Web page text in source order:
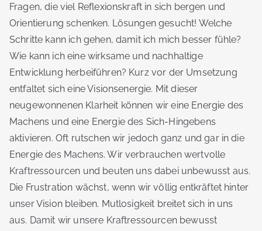
Fragen, die viel Reflexionskraft in sich bergen und
Orientierung schenken. Lösungen gesucht! Welche
Schritte kann ich gehen, damit ich mich besser fühle?
Wie kann ich eine wirksame und nachhaltige
Entwicklung herbeiführen? Kurz vor der Umsetzung
entfaltet sich eine Visionsenergie. Mit dieser
neugewonnenen Klarheit können wir eine Energie des
Machens und eine Energie des Sich-Hingebens
aktivieren. Oft rutschen wir jedoch ganz und gar in die
Energie des Machens. Wir verbrauchen wertvolle
Kraftressourcen und beuten uns dabei unbewusst aus.
Die Frustration wächst, wenn wir völlig entkräftet hinter
unser Vision bleiben. Mutlosigkeit breitet sich in uns
aus. Damit wir unsere Kraftressourcen bewusst